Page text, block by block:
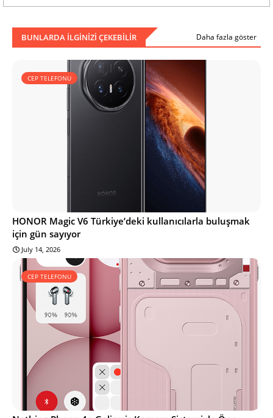
BUNLARDA ILGINIZI ÇEKEBILIR Daha fazla göster
CEP TELEFONU
HONOR Magic V6 Türkiye’deki kullanıcılarla buluşmak
için gün sayıyor
July 14, 2026
CEP TELEFONU